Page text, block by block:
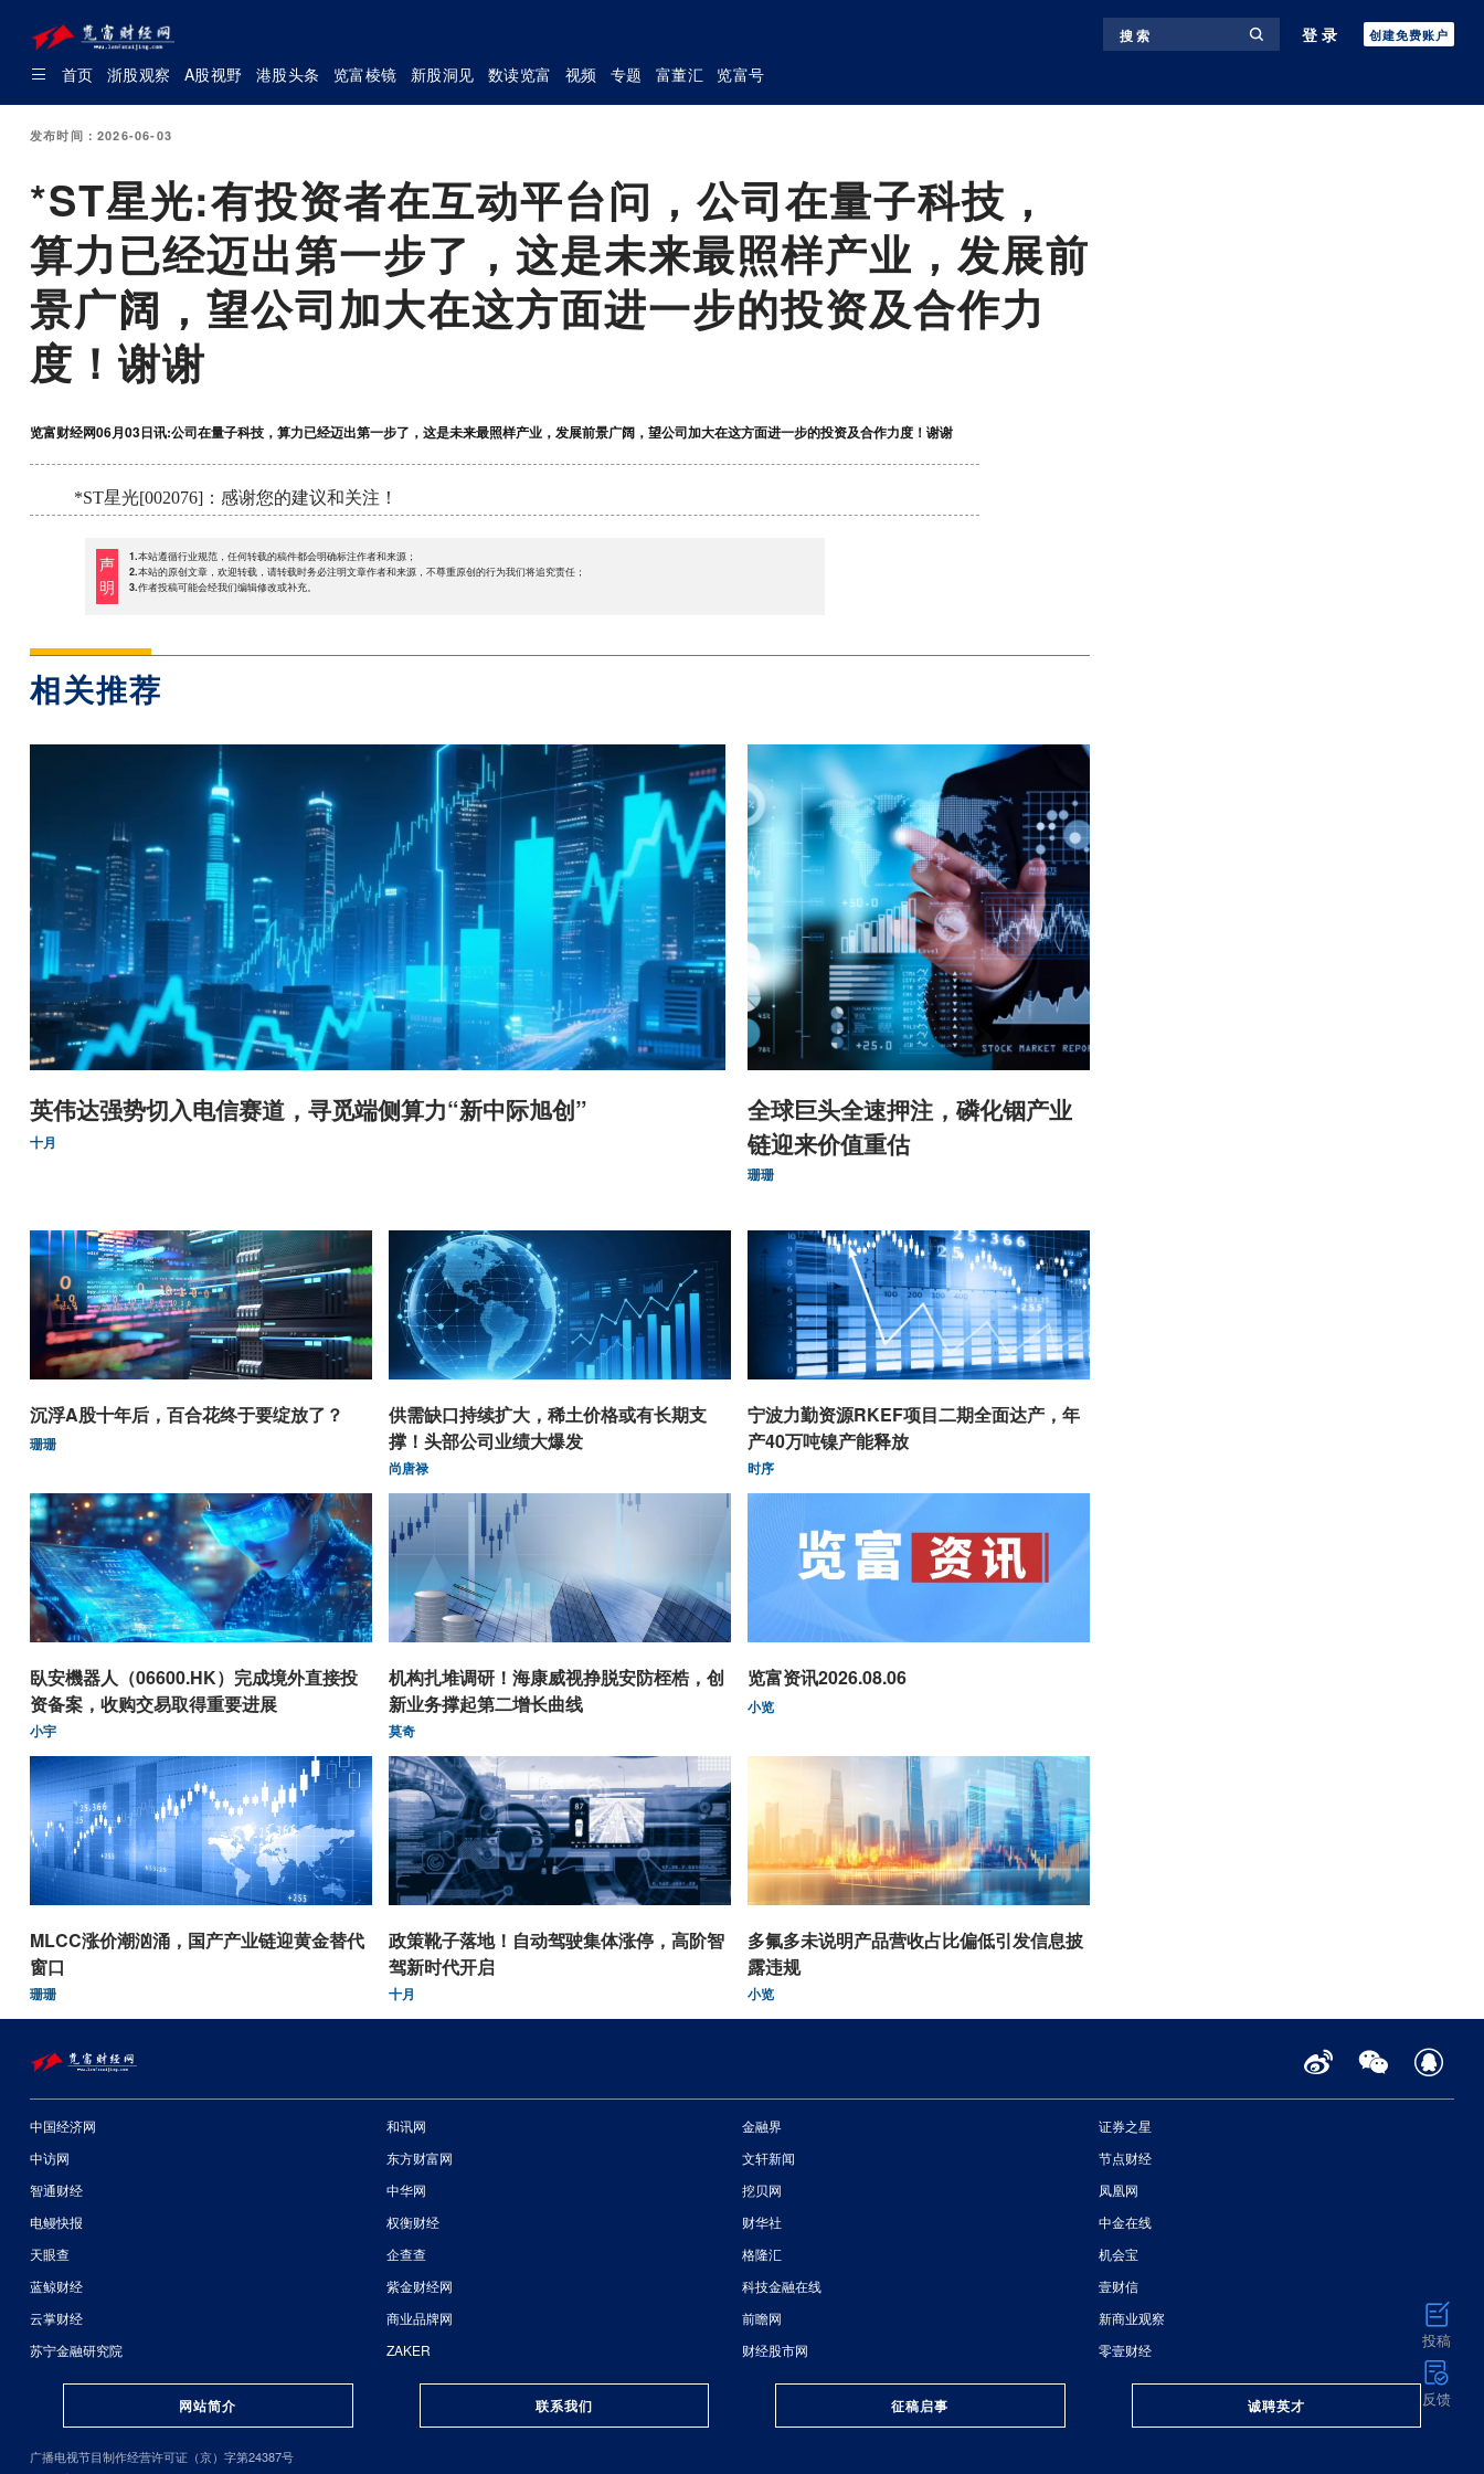
搜 索 登录 创建免费账户
首页 浙股观察 A股视野 港股头条 览富棱镜 新股洞见 数读览富 视频 专题 富董汇 览富号
发布时间：2026-06-03
*ST星光:有投资者在互动平台问，公司在量子科技，
算力已经迈出第一步了，这是未来最照样产业，发展前
景广阔，望公司加大在这方面进一步的投资及合作力
度！谢谢
览富财经网06月03日讯:公司在量子科技，算力已经迈出第一步了，这是未来最照样产业，发展前景广阔，望公司加大在这方面进一步的投资及合作力度！谢谢
*ST星光[002076]：感谢您的建议和关注！
声
明
1.本站遵循行业规范，任何转载的稿件都会明确标注作者和来源；
2.本站的原创文章，欢迎转载，请转载时务必注明文章作者和来源，不尊重原创的行为我们将追究责任；
3.作者投稿可能会经我们编辑修改或补充。
相关推荐
英伟达强势切入电信赛道，寻觅端侧算力“新中际旭创”
十月
全球巨头全速押注，磷化铟产业
链迎来价值重估
珊珊
沉浮A股十年后，百合花终于要绽放了？
珊珊
供需缺口持续扩大，稀土价格或有长期支
撑！头部公司业绩大爆发
尚唐禄
宁波力勤资源RKEF项目二期全面达产，年
产40万吨镍产能释放
时序
臥安機器人（06600.HK）完成境外直接投
资备案，收购交易取得重要进展
小宇
机构扎堆调研！海康威视挣脱安防桎梏，创
新业务撑起第二增长曲线
莫奇
览富资讯2026.08.06
小览
MLCC涨价潮汹涌，国产产业链迎黄金替代
窗口
珊珊
政策靴子落地！自动驾驶集体涨停，高阶智
驾新时代开启
十月
多氟多未说明产品营收占比偏低引发信息披
露违规
小览
中国经济网 和讯网 金融界
证券之星
中访网
东方财富网 文轩新闻
节点财经
智通财经
中华网 挖贝网
凤凰网
电鳗快报
权衡财经 财华社
中金在线
天眼查
企查查 格隆汇
机会宝
蓝鲸财经
紫金财经网 科技金融在线
壹财信
云掌财经
商业品牌网 前瞻网
新商业观察
苏宁金融研究院
ZAKER 财经股市网 零壹财经
网站简介 联系我们 征稿启事 诚聘英才
广播电视节目制作经营许可证（京）字第24387号
投稿
反馈